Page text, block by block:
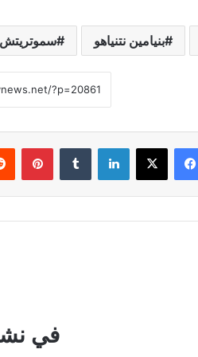
بنيامين نتنياهو سموتريتش
فيسبوك ‫X لينكدإن
في